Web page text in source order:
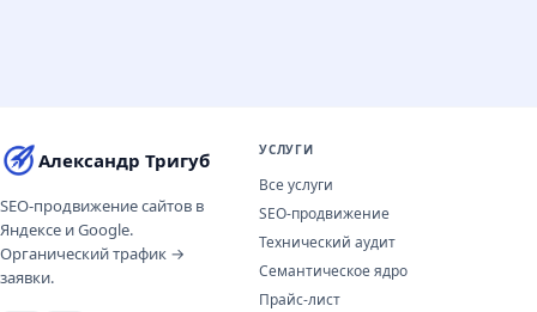
Александр Тригуб
SEO-продвижение сайтов в
Яндексе и Google.
Органический трафик →
заявки.
УСЛУГИ
Все услуги
SEO-продвижение
Технический аудит
Семантическое ядро
Прайс-лист